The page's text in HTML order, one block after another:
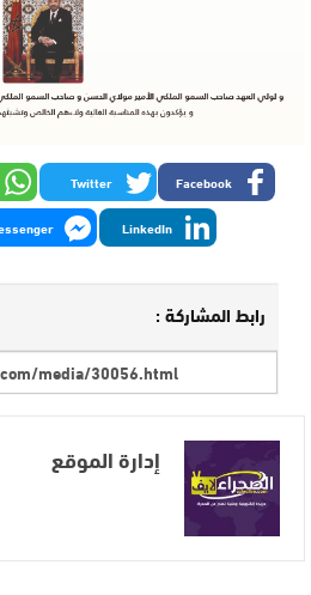
Facebook
Twitter
LinkedIn
رابط المشاركة :
إدارة الموقع